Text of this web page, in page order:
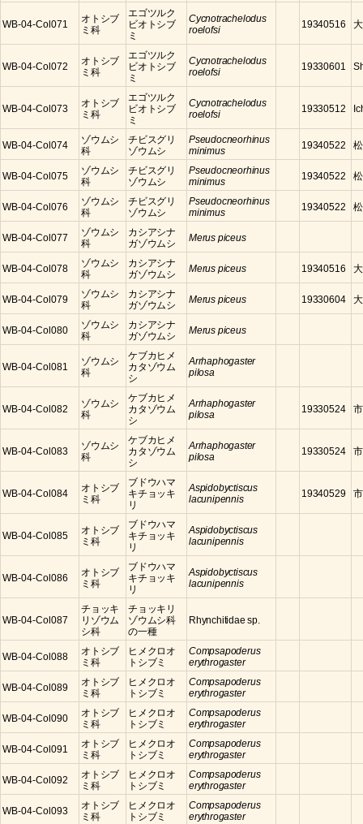
WB-04-Col071
オトシブ
ミ科
エゴツルク
ビオトシブ
ミ
Cycnotrachelodus
roelofsi
19340516
WB-04-Col072
オトシブ
ミ科
エゴツルク
ビオトシブ
ミ
Cycnotrachelodus
roelofsi
19330601
WB-04-Col073
オトシブ
ミ科
エゴツルク
ビオトシブ
ミ
Cycnotrachelodus
roelofsi
19330512
WB-04-Col074
ゾウムシ
科
チビスグリ
ゾウムシ
Pseudocneorhinus
minimus
19340522
WB-04-Col075
ゾウムシ
科
チビスグリ
ゾウムシ
Pseudocneorhinus
minimus
19340522
WB-04-Col076
ゾウムシ
科
チビスグリ
ゾウムシ
Pseudocneorhinus
minimus
19340522
WB-04-Col077
ゾウムシ
科
カシアシナ
ガゾウムシ
Merus piceus
WB-04-Col078
ゾウムシ
科
カシアシナ
ガゾウムシ
Merus piceus 19340516
WB-04-Col079
ゾウムシ
科
カシアシナ
ガゾウムシ
Merus piceus 19330604
WB-04-Col080
ゾウムシ
科
カシアシナ
ガゾウムシ
Merus piceus
WB-04-Col081
ゾウムシ
科
ケブカヒメ
カタゾウム
シ
Arrhaphogaster
pilosa
WB-04-Col082
ゾウムシ
科
ケブカヒメ
カタゾウム
シ
Arrhaphogaster
pilosa
19330524
WB-04-Col083
ゾウムシ
科
ケブカヒメ
カタゾウム
シ
Arrhaphogaster
pilosa
19330524
WB-04-Col084
オトシブ
ミ科
ブドウハマ
キチョッキ
リ
Aspidobyctiscus
lacunipennis
19340529
WB-04-Col085
オトシブ
ミ科
ブドウハマ
キチョッキ
リ
Aspidobyctiscus
lacunipennis
WB-04-Col086
オトシブ
ミ科
ブドウハマ
キチョッキ
リ
Aspidobyctiscus
lacunipennis
WB-04-Col087
チョッキ
リゾウム
シ科
チョッキリ
ゾウムシ科
の一種
Rhynchitidae sp.
WB-04-Col088
オトシブ
ミ科
ヒメクロオ
トシブミ
Compsapoderus
erythrogaster
WB-04-Col089
オトシブ
ミ科
ヒメクロオ
トシブミ
Compsapoderus
erythrogaster
WB-04-Col090
オトシブ
ミ科
ヒメクロオ
トシブミ
Compsapoderus
erythrogaster
WB-04-Col091
オトシブ
ミ科
ヒメクロオ
トシブミ
Compsapoderus
erythrogaster
WB-04-Col092
オトシブ
ミ科
ヒメクロオ
トシブミ
Compsapoderus
erythrogaster
WB-04-Col093
オトシブ
ミ科
ヒメクロオ
トシブミ
Compsapoderus
erythrogaster